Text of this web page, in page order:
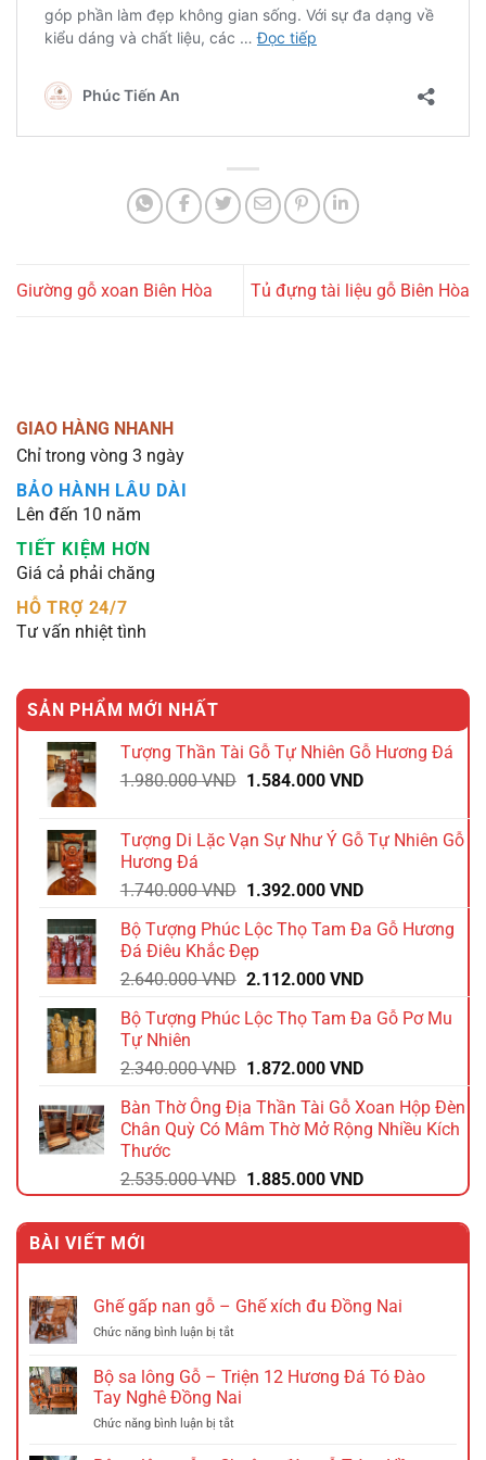
Giường gỗ xoan Biên Hòa Tủ đựng tài liệu gỗ Biên Hòa
GIAO HÀNG NHANH
Chỉ trong vòng 3 ngày
BẢO HÀNH LÂU DÀI
Lên đến 10 năm
TIẾT KIỆM HƠN
Giá cả phải chăng
HỖ TRỢ 24/7
Tư vấn nhiệt tình
SẢN PHẨM MỚI NHẤT
Tượng Thần Tài Gỗ Tự Nhiên Gỗ Hương Đá
1.980.000VND Giá
1.980.000 VND.
1.584.000 VNDGiá
là:
Tượng Di Lặc Vạn Sự Như Ý Gỗ Tự Nhiên Gỗ
Hương Đá
1.740.000VND Giá
là:
1.740.000 VND.
1.392.000 VNDGiá
tại
1.392.000 VND.
Bộ Tượng Phúc Lộc Thọ Tam Đa Gỗ Hương
Đá Điêu Khắc Đẹp
2.640.000VND Giá
là:
2.112.000 VNDGiá
tại
2.112.000 VND.
Bộ Tượng Phúc Lộc Thọ Tam Đa Gỗ Pơ Mu
Tự Nhiên
2.340.000VND Giá
là:
2.340.000 VND.
1.872.000 VNDGiá
tại
là:
Bàn Thờ Ông Địa Thần Tài Gỗ Xoan Hộp Đèn
Chân Quỳ Có Mâm Thờ Mở Rộng Nhiều Kích
Thước
2.535.000VND Giá
gốc
là:
1.885.000 VNDGiá
hiện
tại
1.885.000 VND.
BÀI VIẾT MỚI
Ghế gấp nan gỗ – Ghế xích đu Đồng Nai
Chức năng bình luận bị tắtở
gấp
nan
gỗ
–
Bộ sa lông Gỗ – Triện 12 Hương Đá Tó Đào
Tay Nghê Đồng Nai
Chức năng bình luận bị tắtở